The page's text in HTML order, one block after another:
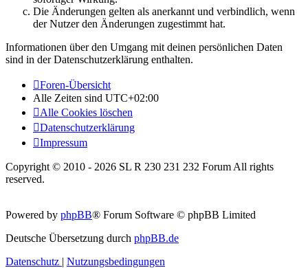
Die Änderungen gelten als anerkannt und verbindlich, wenn
der Nutzer den Änderungen zugestimmt hat.
Informationen über den Umgang mit deinen persönlichen Daten
sind in der Datenschutzerklärung enthalten.
Foren-Übersicht
Alle Zeiten sind UTC+02:00
Alle Cookies löschen
Datenschutzerklärung
Impressum
Copyright © 2010 - 2026 SL R 230 231 232 Forum All rights
reserved.
Powered by phpBB® Forum Software © phpBB Limited
Deutsche Übersetzung durch phpBB.de
Datenschutz | Nutzungsbedingungen